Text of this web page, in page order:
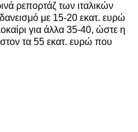
ρεπορτάζ των ιταλικών
με 15-20 εκατ. ευρώ
για άλλα 35-40, ώστε η
τα 55 εκατ. ευρώ που